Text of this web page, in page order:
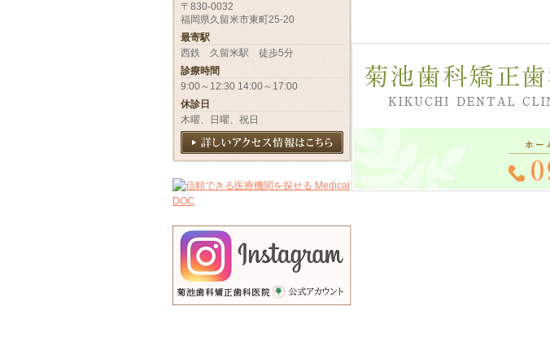
〒830-0032
福岡県久留米市東町25-20
最寄駅
西鉄 久留米駅 徒歩5分
診療時間
9:00～12:30 14:00～17:00
休診日
木曜、日曜、祝日